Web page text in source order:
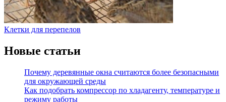
Клетки для перепелов
Новые статьи
Почему деревянные окна считаются более безопасными
для окружающей среды
Как подобрать компрессор по хладагенту, температуре и
режиму работы